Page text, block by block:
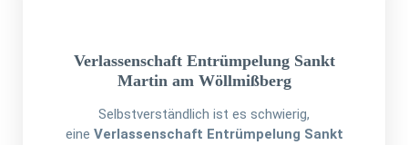
Verlassenschaft Entrümpelung Sankt
Martin am Wöllmißberg
Selbstverständlich ist es schwierig,
eine Verlassenschaft Entrümpelung Sankt